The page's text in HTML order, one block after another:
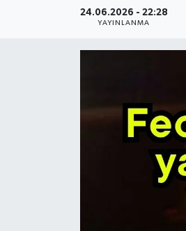
24.06.2026 - 22:28
YAYINLANMA
Haber Arşivi